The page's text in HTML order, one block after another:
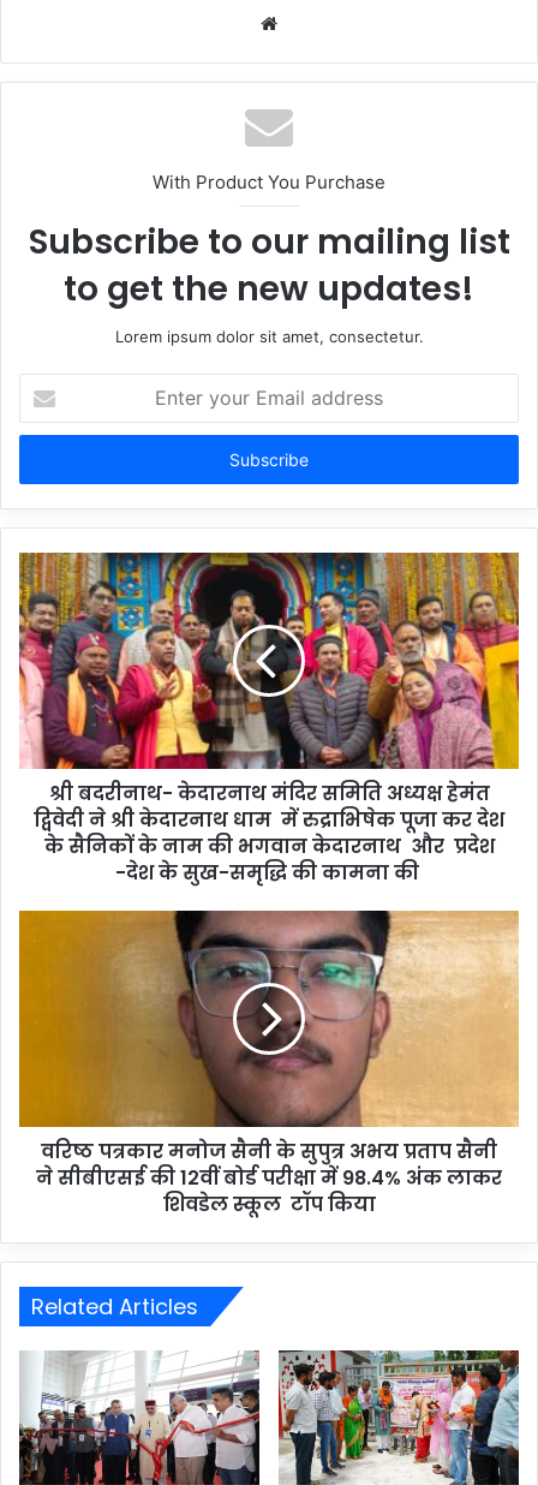
Website
With Product You Purchase
Subscribe to our mailing list
to get the new updates!
Lorem ipsum dolor sit amet, consectetur.
your
Email
श्री बदरीनाथ- केदारनाथ मंदिर समिति अध्यक्ष हेमंत
द्विवेदी ने श्री केदारनाथ धाम में रुद्राभिषेक पूजा कर देश
के सैनिकों के नाम की भगवान केदारनाथ और प्रदेश
-देश के सुख-समृद्धि की कामना की
वरिष्ठ पत्रकार मनोज सैनी के सुपुत्र अभय प्रताप सैनी
ने सीबीएसई की 12वीं बोर्ड परीक्षा में 98.4% अंक लाकर
शिवडेल स्कूल टॉप किया
Related Articles